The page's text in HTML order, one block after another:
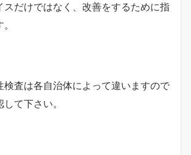
スだけではなく、改善をするために指
検査は各自治体によって違いますので
て下さい。